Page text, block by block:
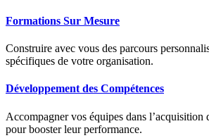
Formations Sur Mesure
Construire avec vous des parcours
spécifiques de votre organisation.
Développement des Compétences
Accompagner vos équipes dans l’acquisition
pour booster leur performance.